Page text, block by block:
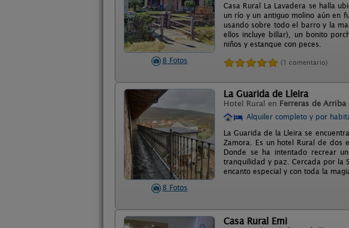
8 Fotos
Casa Rural La Lavadera se halla
un río y un antiguo molino aún en
usando sobre todo el barro y la
ellos incluye billar), un bonito
niños y estanque con peces.
(1 comentario)
8 Fotos
La Guarida de Lleira
Hotel Rural en Ferreras de Arriba
Alquiler completo y por
La Guarida de la Lleira se
Zamora. Es un hotel Rural de dos
Donde se ha intentado recrear
tranquilidad y paz. Cercada por la
encanto especial y con toda la
Casa Rural Emi